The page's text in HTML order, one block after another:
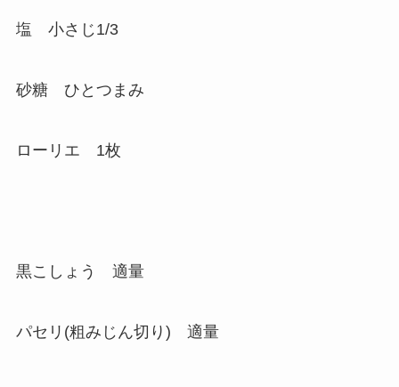
塩 小さじ1/3
砂糖 ひとつまみ
ローリエ 1枚
黒こしょう 適量
パセリ(粗みじん切り) 適量